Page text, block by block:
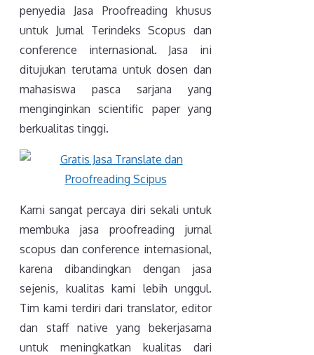
penyedia Jasa Proofreading khusus
untuk Jurnal Terindeks Scopus dan
conference internasional. Jasa ini
ditujukan terutama untuk dosen dan
mahasiswa pasca sarjana yang
menginginkan scientific paper yang
berkualitas tinggi.
Kami sangat percaya diri sekali untuk
membuka jasa proofreading jurnal
scopus dan conference internasional,
karena dibandingkan dengan jasa
sejenis, kualitas kami lebih unggul.
Tim kami terdiri dari translator, editor
dan staff native yang bekerjasama
untuk meningkatkan kualitas dari